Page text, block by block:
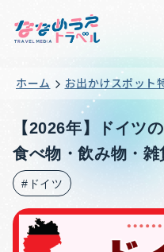
ホーム お出かけスポット
【2026年】ドイツ
食べ物・飲み物・雑
#ドイツ